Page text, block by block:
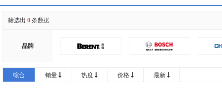
筛选出 0 条数据
品牌
润普
综合 销量 热度 价格 最新